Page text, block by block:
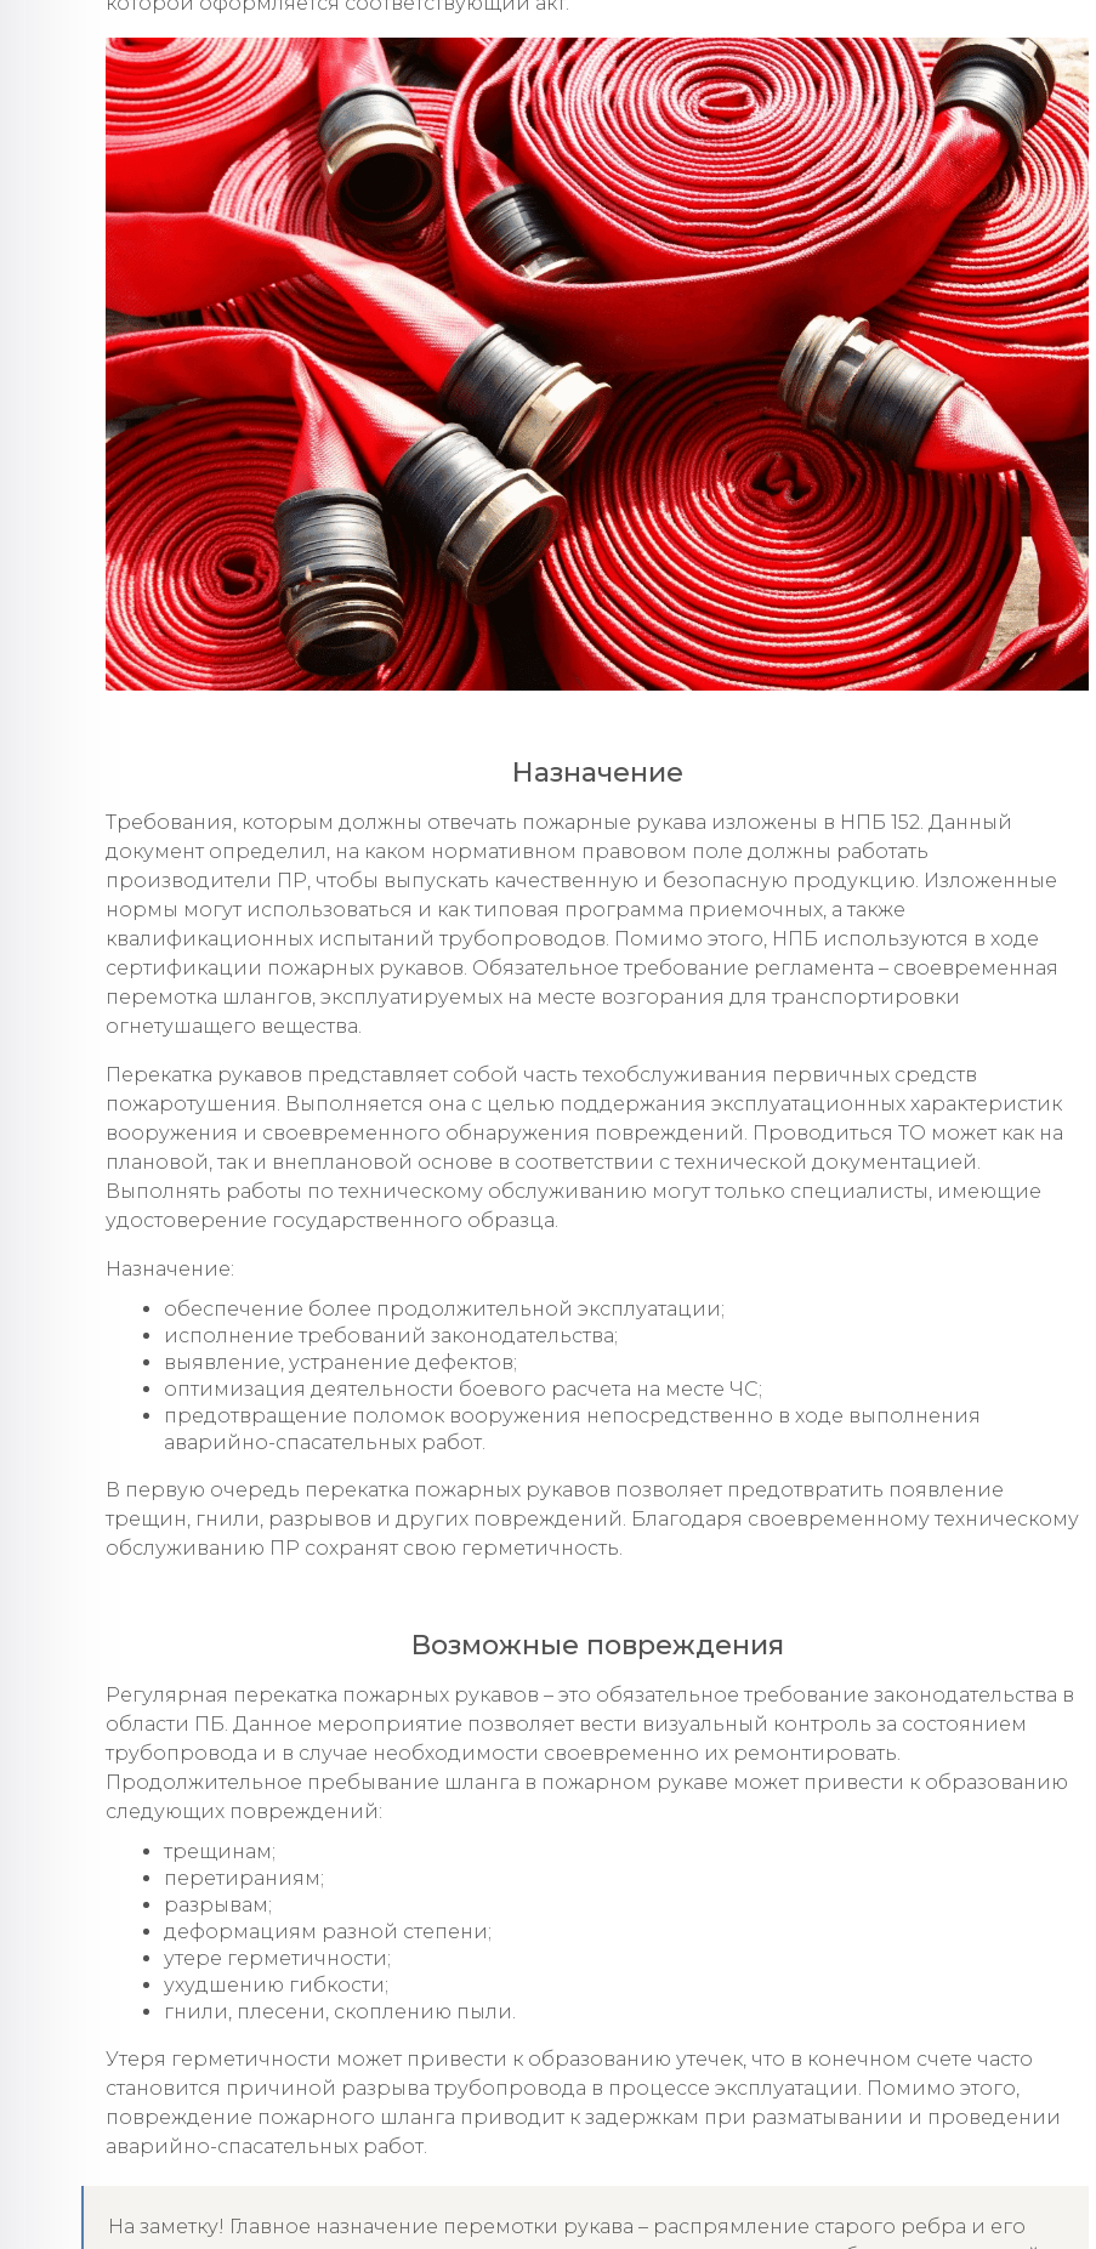
Назначение
Требования, которым должны отвечать пожарные рукава изложены в НПБ 152. Данный
документ определил, на каком нормативном правовом поле должны работать
производители ПР, чтобы выпускать качественную и безопасную продукцию. Изложенные
нормы могут использоваться и как типовая программа приемочных, а также
квалификационных испытаний трубопроводов. Помимо этого, НПБ используются в ходе
сертификации пожарных рукавов. Обязательное требование регламента – своевременная
перемотка шлангов, эксплуатируемых на месте возгорания для транспортировки
огнетушащего вещества.
Перекатка рукавов представляет собой часть техобслуживания первичных средств
пожаротушения. Выполняется она с целью поддержания эксплуатационных характеристик
вооружения и своевременного обнаружения повреждений. Проводиться ТО может как на
плановой, так и внеплановой основе в соответствии с технической документацией.
Выполнять работы по техническому обслуживанию могут только специалисты, имеющие
удостоверение государственного образца.
Назначение:
обеспечение более продолжительной эксплуатации;
исполнение требований законодательства;
выявление, устранение дефектов;
оптимизация деятельности боевого расчета на месте ЧС;
предотвращение поломок вооружения непосредственно в ходе выполнения
аварийно-спасательных работ.
В первую очередь перекатка пожарных рукавов позволяет предотвратить появление
трещин, гнили, разрывов и других повреждений. Благодаря своевременному техническому
обслуживанию ПР сохранят свою герметичность.
Возможные повреждения
Регулярная перекатка пожарных рукавов – это обязательное требование законодательства в
области ПБ. Данное мероприятие позволяет вести визуальный контроль за состоянием
трубопровода и в случае необходимости своевременно их ремонтировать.
Продолжительное пребывание шланга в пожарном рукаве может привести к образованию
следующих повреждений:
трещинам;
перетираниям;
разрывам;
деформациям разной степени;
утере герметичности;
ухудшению гибкости;
гнили, плесени, скоплению пыли.
Утеря герметичности может привести к образованию утечек, что в конечном счете часто
становится причиной разрыва трубопровода в процессе эксплуатации. Помимо этого,
повреждение пожарного шланга приводит к задержкам при разматывании и проведении
аварийно-спасательных работ.
На заметку! Главное назначение перемотки рукава – распрямление старого ребра и его